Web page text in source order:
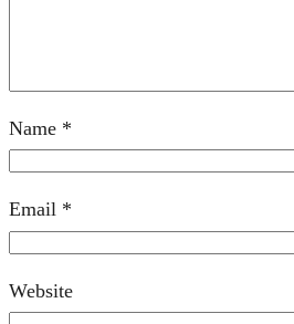
Name *
Email *
Website